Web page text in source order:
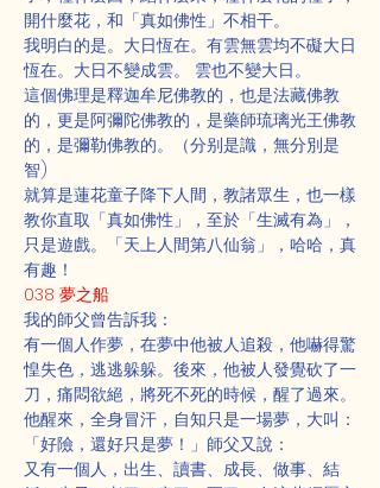
開什麼花，和「真如佛性」不相干。
我明白的是。大日恆在。有雲無雲均不礙大日
恆在。大日不變成雲。 雲也不變大日。
這個佛理是釋迦牟尼佛教的，也是法藏佛教
的，更是阿彌陀佛教的，是藥師琉璃光王佛教
的，是彌勒佛教的。（分别是識，無分別是
智)
就算是蓮花童子降下人間，教諸眾生，也一樣
教你直取「真如佛性」，至於「生滅有為」，
只是遊戲。「天上人間第八仙翁」，哈哈，真
有趣！
038 夢之船
我的師父曾告訴我：
有一個人作夢，在夢中他被人追殺，他嚇得驚
惶失色，逃逃躲躲。後來，他被人發覺砍了一
刀，痛悶欲絕，將死不死的時候，醒了過來。
他醒來，全身冒汗，自知只是一場夢，大叫：
「好險，還好只是夢！」師父又說：
又有一個人，出生、讀書、成長、做事、結